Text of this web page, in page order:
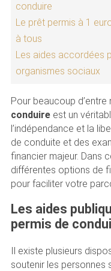
conduire
Le prêt permis à 1
à tous
Les aides accordées
organismes sociaux
Pour beaucoup d’entre
conduireest un
l’indépendance et la
de conduite et des
financier majeur. Dans
différentes options de
pour faciliter votre
Les aides
permis de
Il existe plusieurs
soutenir les personnes